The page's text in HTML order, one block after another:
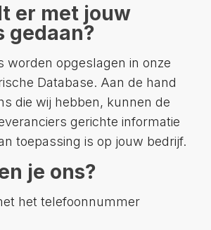
er met jouw
gedaan?
worden opgeslagen in onze
Database. Aan de hand
die wij hebben, kunnen de
gerichte informatie
toepassing is op jouw bedrijf.
je ons?
het telefoonnummer